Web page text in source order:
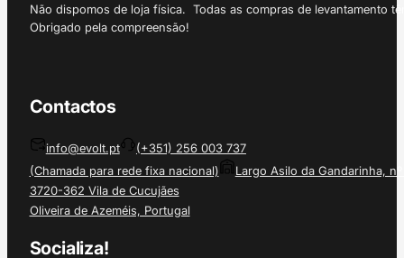
Não dispomos de loja física. Todas as compras de levantamento
Obrigado pela compreensão!
Contactos
info@evolt.pt
(+351) 256 003 737
(Chamada para rede fixa nacional)
Largo Asilo da Gandarinha, nº
3720-362 Vila de Cucujães
Oliveira de Azeméis, Portugal
Socializa!